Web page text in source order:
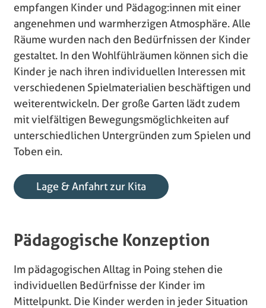
empfangen Kinder und Pädagog:innen mit einer
angenehmen und warmherzigen Atmosphäre. Alle
Räume wurden nach den Bedürfnissen der Kinder
gestaltet. In den Wohlfühlräumen können sich die
Kinder je nach ihren individuellen Interessen mit
verschiedenen Spielmaterialien beschäftigen und
weiterentwickeln. Der große Garten lädt zudem
mit vielfältigen Bewegungsmöglichkeiten auf
unterschiedlichen Untergründen zum Spielen und
Toben ein.
Lage & Anfahrt zur Kita
Pädagogische Konzeption
Im pädagogischen Alltag in Poing stehen die
individuellen Bedürfnisse der Kinder im
Mittelpunkt. Die Kinder werden in jeder Situation